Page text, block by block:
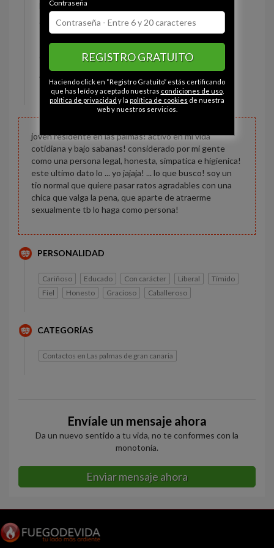
Estado civil:
Ojos: Marrón
Constitución: Relleno
Altura: 170 cm
Peso: 86 kg
joven residente en las palmas! activo en mi vida
cotidiana y bajo sabanas! considerado por mi gente
como una persona legal, honesta, simpatica e higienica!
este ultimo dato lo ... yo jajaja! ... lo que busco! soy un
tio normal que quiere pasar ratos agradables con una
chica que valga la pena, que aparte de atraerme
sexualmente tb lo haga como persona!
PERSONALIDAD
Cariñoso Educado Con carácter Liberal
Tímido
Fiel
Honesto Gracioso Caballeroso
CATEGORÍAS
Contactos en Las palmas de gran canaria
Envíale un mensaje ahora
Da un nuevo sentido a tu vida, no te conformes con la
monotonía.
Enviar mensaje ahora
Contraseña
REGISTRO GRATUITO
Haciendo click en “Registro Gratuito” estás certificando
que has leído y aceptado nuestras condiciones de uso,
política de privacidad y la política de cookies de nuestra
web y nuestros servicios.